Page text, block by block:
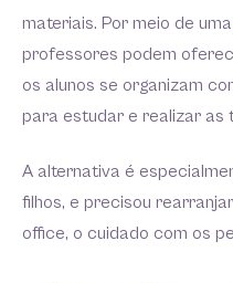
materiais. Por meio de uma
professores podem
os alunos se organizam
para estudar e realizar as
A alternativa é
filhos, e precisou
office, o cuidado com os